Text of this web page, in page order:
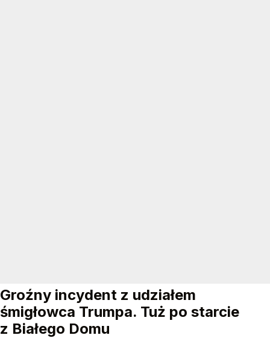
Groźny incydent z udziałem
śmigłowca Trumpa. Tuż po starcie
z Białego Domu